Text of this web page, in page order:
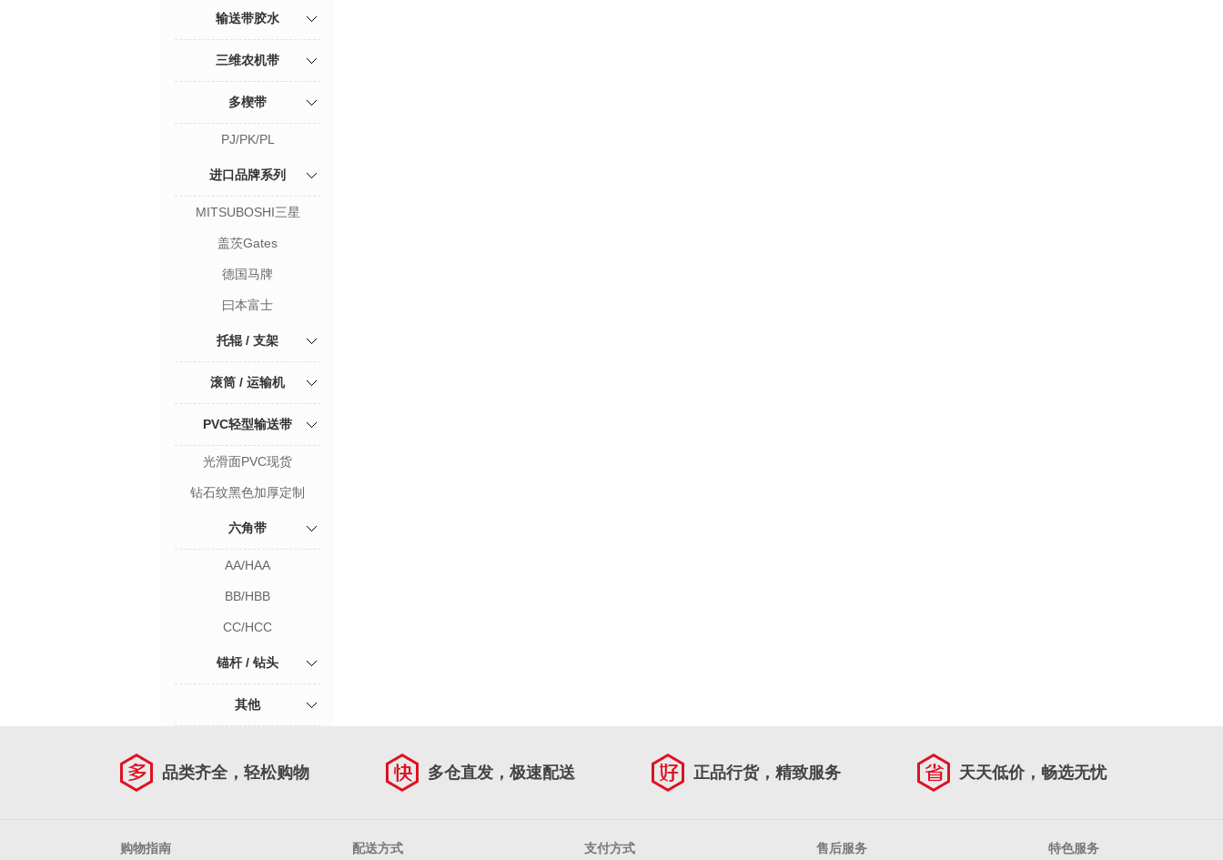
输送带胶水
三维农机带
多楔带
PJ/PK/PL
进口品牌系列
MITSUBOSHI三星
盖茨Gates
德国马牌
曰本富士
托辊 / 支架
滚筒 / 运输机
PVC轻型输送带
光滑面PVC现货
钻石纹黑色加厚定制
六角带
AA/HAA
BB/HBB
CC/HCC
锚杆 / 钻头
其他
品类齐全，轻松购物 多仓直发，极速配送 正品行货，精致服务 天天低价，畅选无忧
购物指南 配送方式 支付方式 售后服务 特色服务